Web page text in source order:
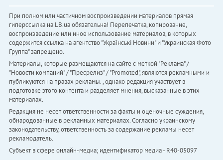
При полном или частичном воспроизведении материалов прямая
гиперссылка на LB.ua обязательна! Перепечатка, копирование,
воспроизведение или иное использование материалов, в которых
содержится ссылка на агентство "Українськi Новини" и "Украинская Фото
Группа" запрещено.
Материалы, которые размещаются на сайте с меткой "Реклама" /
"Новости компаний" / "Пресрелиз" / "Promoted", являются рекламными и
публикуются на правах рекламы. , однако редакция участвует в
подготовке этого контента и разделяет мнения, высказанные в этих
материалах.
Редакция не несет ответственности за факты и оценочные суждения,
обнародованные в рекламных материалах. Согласно украинскому
законодательству, ответственность за содержание рекламы несет
рекламодатель.
Субъект в сфере онлайн-медиа; идентификатор медиа - R40-05097